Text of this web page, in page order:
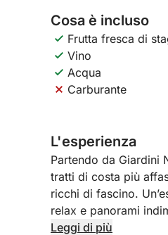
Cosa è incluso
Frutta fresca di
Vino
Acqua
Carburante
L'esperienza
Partendo da Giardini
tratti di costa più
ricchi di fascino.
relax e panorami
Leggi di più